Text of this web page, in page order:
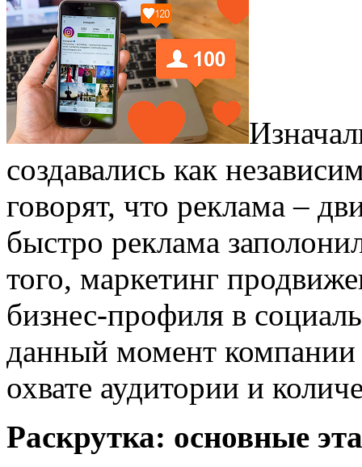
создавались как
говорят, что реклама –
быстро реклама
того, маркетинг
бизнес-профиля в
данный момент
охвате аудитории и
Раскрутка: основные